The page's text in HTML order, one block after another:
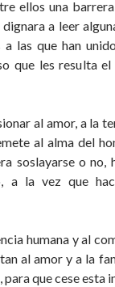
ellos una
a leer
las que han
que les resulta
al amor, a la
al alma del
soslayarse o no,
a la vez que
humana y al
al amor y a la
que cese esta